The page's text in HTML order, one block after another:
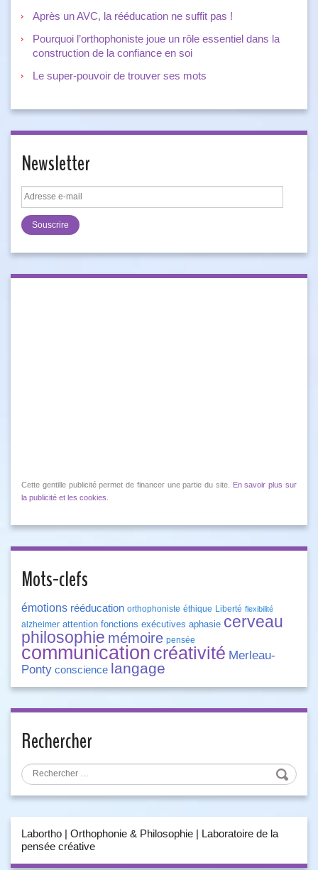
Après un AVC, la rééducation ne suffit pas !
Pourquoi l’orthophoniste joue un rôle essentiel dans la
construction de la confiance en soi
Le super-pouvoir de trouver ses mots
Newsletter
Adresse
e-
mail
Cette gentille publicité permet de financer une partie du site.
En savoir plus sur
la publicité et les cookies
Mots-clefs
émotions rééducation orthophoniste éthique Liberté flexibilité
alzheimer attention fonctions exécutives aphasie cerveau
philosophie mémoire pensée
communication créativité Merleau-
Ponty conscience langage
Rechercher
Labortho | Orthophonie & Philosophie | Laboratoire de la
pensée créative